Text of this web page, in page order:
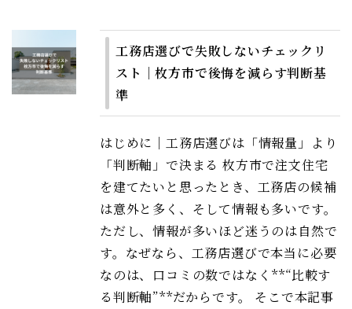
工務店選びで失敗しないチェックリ
スト｜枚方市で後悔を減らす判断基
準
はじめに｜工務店選びは「情報量」より
「判断軸」で決まる 枚方市で注文住宅
を建てたいと思ったとき、工務店の候補
は意外と多く、そして情報も多いです。
ただし、情報が多いほど迷うのは自然で
す。なぜなら、工務店選びで本当に必要
なのは、口コミの数ではなく**“比較す
る判断軸”**だからです。 そこで本記事